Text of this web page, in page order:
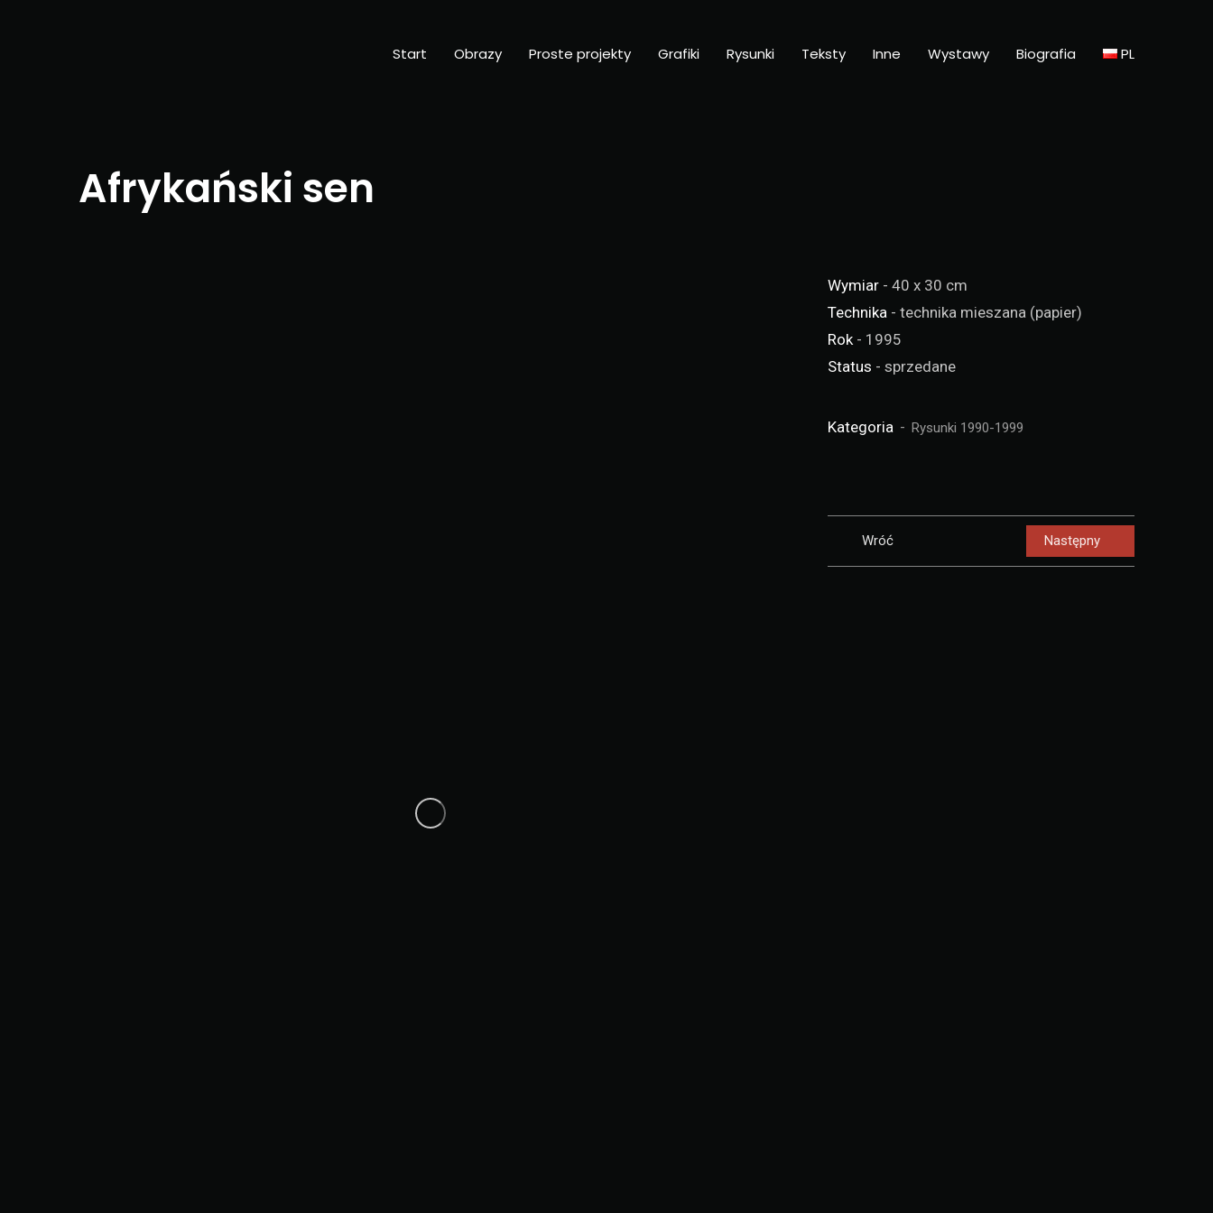
Start Obrazy Proste projekty Grafiki Rysunki Teksty Inne Wystawy Biografia PL
Afrykański sen
Wymiar - 40 x 30 cm
Technika - technika mieszana (papier)
Rok- 1995
Status - sprzedane
Kategoria Rysunki 1990-1999
Wróć Następny